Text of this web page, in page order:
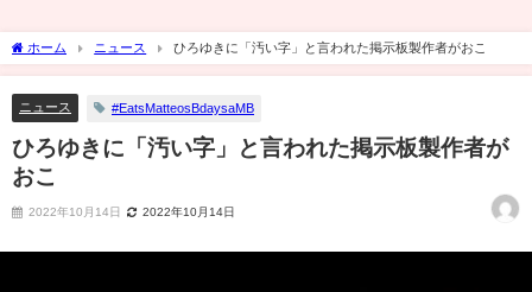
ホーム ニュース ひろゆきに「汚い字」と言われた掲示板製作者がおこ
ニュース #EatsMatteosBdaysaMB
ひろゆきに「汚い字」と言われた掲示板製作者が
おこ
2022年10月14日 2022年10月14日